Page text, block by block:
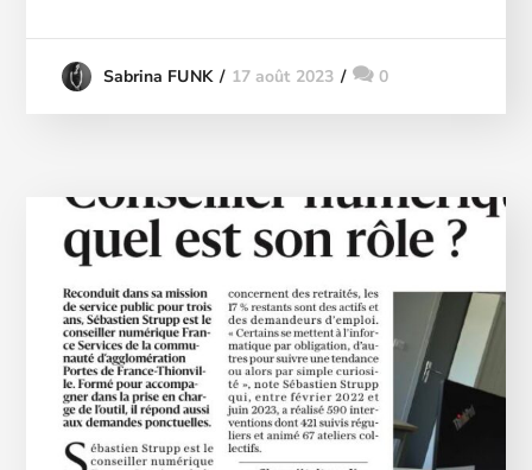
Sabrina FUNK 17 août 2023 0